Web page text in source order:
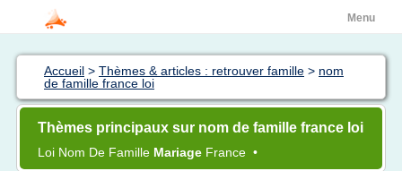
Menu
Accueil > Thèmes & articles : retrouver famille > nom
de famille france loi
Thèmes principaux sur nom de famille france loi
Loi Nom De Famille Mariage France •